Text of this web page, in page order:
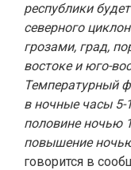
республики
северного
грозами, град,
востоке и юго-
Температурный
в ночные часы 5-
половине ночью
повышение
говорится в